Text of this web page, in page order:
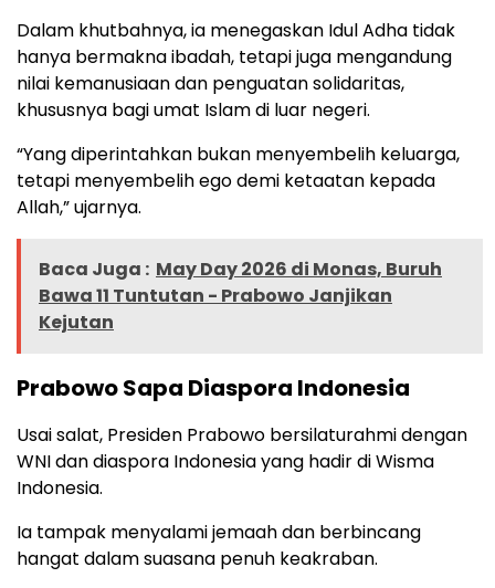
Dalam khutbahnya, ia menegaskan Idul Adha tidak
hanya bermakna ibadah, tetapi juga mengandung
nilai kemanusiaan dan penguatan solidaritas,
khususnya bagi umat Islam di luar negeri.
“Yang diperintahkan bukan menyembelih keluarga,
tetapi menyembelih ego demi ketaatan kepada
Allah,” ujarnya.
Baca Juga : May Day 2026 di Monas, Buruh
Bawa 11 Tuntutan - Prabowo Janjikan
Kejutan
Prabowo Sapa Diaspora Indonesia
Usai salat, Presiden Prabowo bersilaturahmi dengan
WNI dan diaspora Indonesia yang hadir di Wisma
Indonesia.
Ia tampak menyalami jemaah dan berbincang
hangat dalam suasana penuh keakraban.